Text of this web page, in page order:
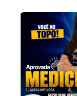
pra ajudar
momento
pandemia”.
O total de
expectativa